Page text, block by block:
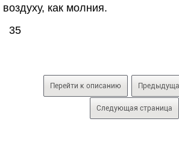
воздуху, как молния.
35
Перейти к описанию
Следующая страница